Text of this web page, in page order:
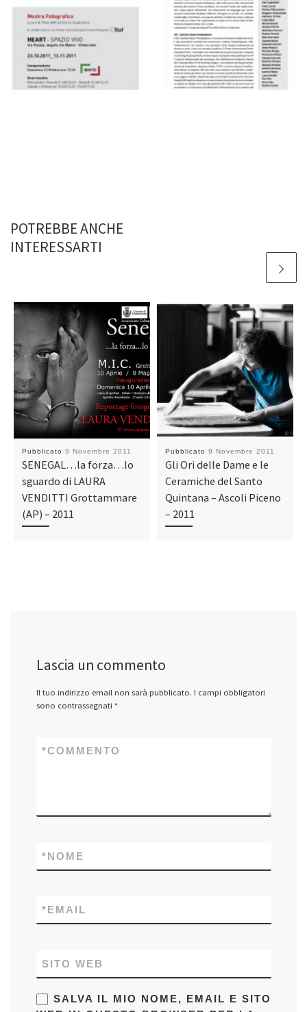
POTREBBE ANCHE
INTERESSARTI
Pubblicato 9 Novembre 2011
SENEGAL…la forza…lo
sguardo di LAURA
VENDITTI Grottammare
(AP) – 2011
Pubblicato 9 Novembre 2011
Gli Ori delle Dame e le
Ceramiche del Santo
Quintana – Ascoli Piceno
– 2011
Lascia un commento
Il tuo indirizzo email non sarà pubblicato. I campi obbligatori
sono contrassegnati *
COMMENTO
*
NOME
*
EMAIL
*
SITO WEB
SALVA IL MIO NOME, EMAIL E SITO